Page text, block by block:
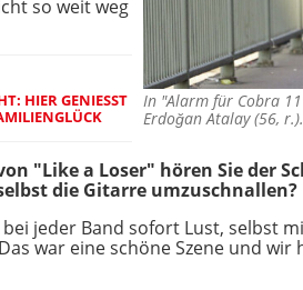
In "Alarm für Cobra
Erdoğan Atalay (56,
so weit weg
HIER GENIESST "
"Like a Loser" hören Sie der
die Gitarre umzuschnallen?
jeder Band sofort Lust, selbst
war eine schöne Szene und wir